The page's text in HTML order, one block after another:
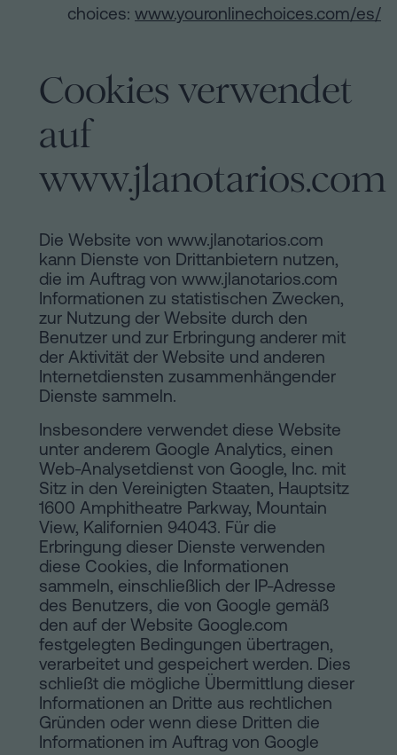
choices: www.youronlinechoices.com/es/
Cookies verwendet
auf
www.jlanotarios.com
Die Website von www.jlanotarios.com
kann Dienste von Drittanbietern nutzen,
die im Auftrag von www.jlanotarios.com
Informationen zu statistischen Zwecken,
zur Nutzung der Website durch den
Benutzer und zur Erbringung anderer mit
der Aktivität der Website und anderen
Internetdiensten zusammenhängender
Dienste sammeln.
Insbesondere verwendet diese Website
unter anderem Google Analytics, einen
Web-Analysetdienst von Google, Inc. mit
Sitz in den Vereinigten Staaten, Hauptsitz
1600 Amphitheatre Parkway, Mountain
View, Kalifornien 94043. Für die
Erbringung dieser Dienste verwenden
diese Cookies, die Informationen
sammeln, einschließlich der IP-Adresse
des Benutzers, die von Google gemäß
den auf der Website Google.com
festgelegten Bedingungen übertragen,
verarbeitet und gespeichert werden. Dies
schließt die mögliche Übermittlung dieser
Informationen an Dritte aus rechtlichen
Gründen oder wenn diese Dritten die
Informationen im Auftrag von Google